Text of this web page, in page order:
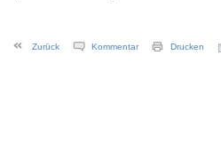
Zurück Kommentar Drucken